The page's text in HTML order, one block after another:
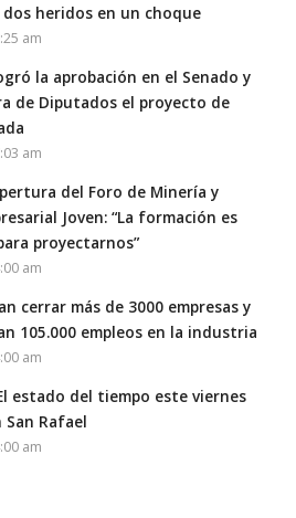
heridos en un choque
am
la aprobación en el Senado y
de Diputados el proyecto de
am
del Foro de Minería y
Joven: “La formación es
proyectarnos”
am
cerrar más de 3000 empresas y
105.000 empleos en la industria
am
El estado del tiempo este viernes
Rafael
am